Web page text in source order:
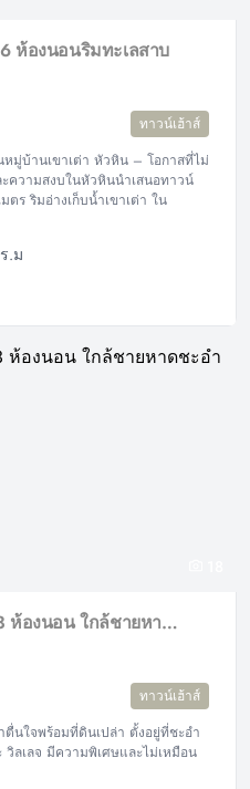
ห้องนอนริมทะเลสาบ
ทาวน์เฮ้าส์
หมู่บ้านเขาเต่า หัวหิน – โอกาสที่ไม่
ความสงบในหัวหินนำเสนอทาวน์
ร ริมอ่างเก็บน้ำเขาเต่า ใน
.ม
อิสสระ วิลเลจ - ทาวน์เฮ้าส์ 3 ห้องนอน ใกล้ชายหาดชะอำ
ทาวน์เฮ้าส์
นใจพร้อมที่ดินเปล่า ตั้งอยู่ที่ชะอำ
ลเลจ มีความพิเศษและไม่เหมือน